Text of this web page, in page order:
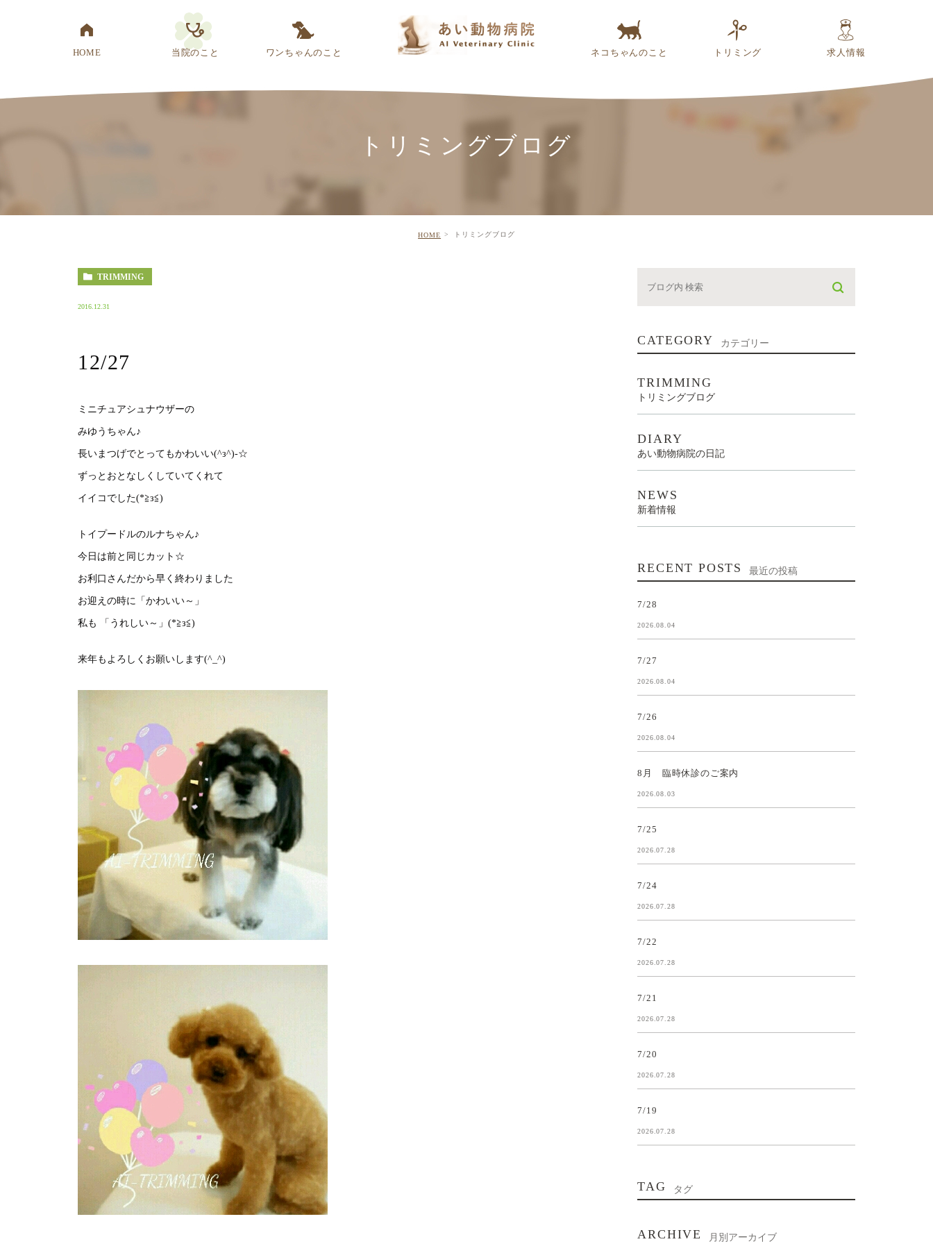
HOME 当院のこと ワンちゃんのこと ネコちゃんのこと トリミング 求人情報
トリミングブログ
HOME トリミングブログ
TRIMMING
2016.12.31
12/27
ミニチュアシュナウザーの
みゆうちゃん♪
長いまつげでとってもかわいい(^з^)-☆
ずっとおとなしくしていてくれて
イイコでした(*≧з≦)
トイプードルのルナちゃん♪
今日は前と同じカット☆
お利口さんだから早く終わりました
お迎えの時に「かわいい～」
私も 「うれしい～」(*≧з≦)
来年もよろしくお願いします(^_^)
CATEGORY カテゴリー
TRIMMING
トリミングブログ
DIARY
あい動物病院の日記
NEWS
新着情報
RECENT POSTS 最近の投稿
7/28
2026.08.04
7/27
2026.08.04
7/26
2026.08.04
8月 臨時休診のご案内
2026.08.03
7/25
2026.07.28
7/24
2026.07.28
7/22
2026.07.28
7/21
2026.07.28
7/20
2026.07.28
7/19
2026.07.28
TAG タグ
ARCHIVE 月別アーカイブ